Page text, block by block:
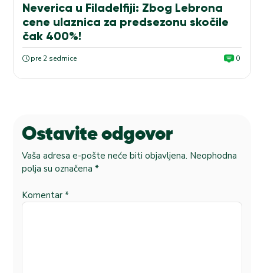
Neverica u Filadelfiji: Zbog Lebrona
cene ulaznica za predsezonu skočile
čak 400%!
pre 2 sedmice 0
Ostavite odgovor
Vaša adresa e-pošte neće biti objavljena. Neophodna
polja su označena *
Komentar *